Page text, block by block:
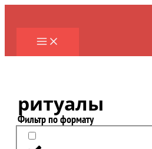
Перейти
содержимому
ритуалы
Фильтр по формату